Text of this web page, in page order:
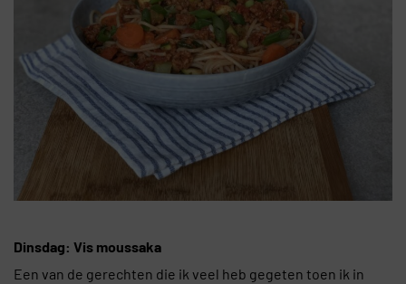
Dinsdag: Vis moussaka
Een van de gerechten die ik veel heb gegeten toen ik in